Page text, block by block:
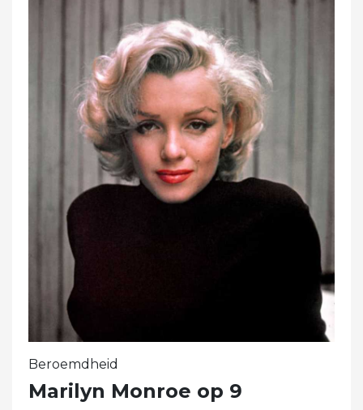
Beroemdheid
Marilyn Monroe op 9